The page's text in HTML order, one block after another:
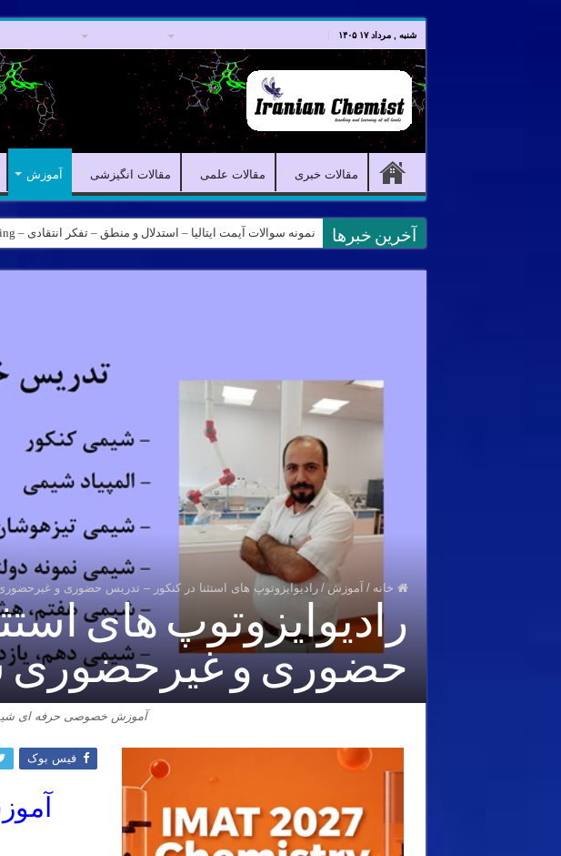
شنبه , مرداد ۱۷ ۱۴۰۵
مقالات خبری مقالات علمی مقالات انگیزشی آموزش
آخرین خبرها کانال آیمت ایتالیا در نرم افزار بله – کانال شیمی آیمت استاد نباتی
خانه / آموزش / رادیوایزوتوپ های استثنا در کنکور – تدریس حضوری و
رادیوایزوتوپ های
حضوری و غیرحضوری
آموزش خصوصی حرفه ای شیمی
فیس بوک